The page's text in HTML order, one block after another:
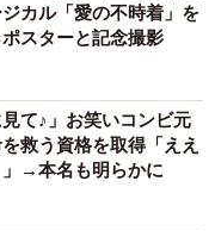
駄な支払いはない
うどうふちゃん」さ
た経緯や管理のポイ
カル「愛の不時着」を
スターと記念撮影
見て♪」お笑いコンビ元
救う資格を取得「ええ
」→本名も明らかに